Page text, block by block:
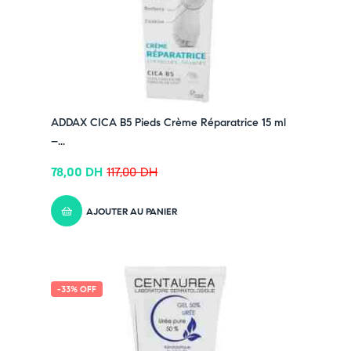
ADDAX CICA B5 Pieds Crème Réparatrice 15 ml
–...
117,00DH
78,00 DH
AJOUTER AU PANIER
-33% OFF